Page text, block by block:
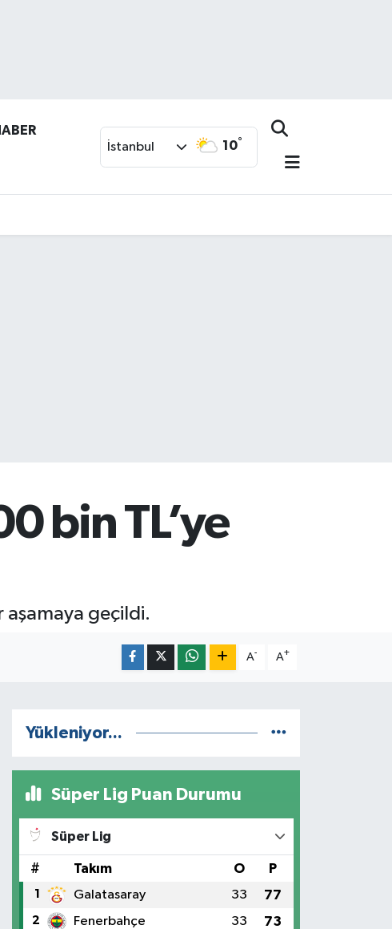
İstanbul 10°
bin TL’ye
aşamaya geçildi.
A- A+
Yükleniyor...
Süper Lig Puan Durumu
Süper Lig
# Takım O P
1 Galatasaray 33 77
2 Fenerbahçe 33 73